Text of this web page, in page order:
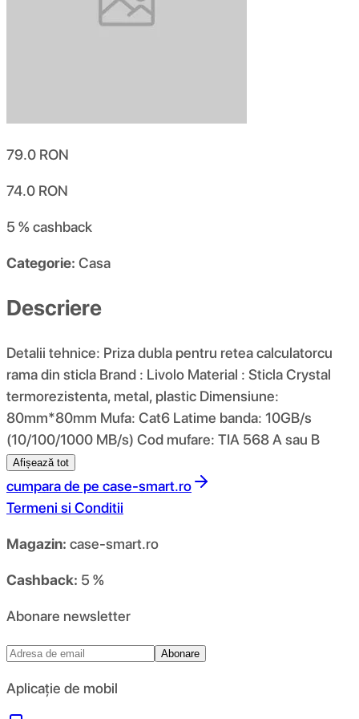
79.0 RON
74.0 RON
5 %cashback
Categorie: Casa
Descriere
Detalii tehnice: Priza dubla pentru retea calculatorcu
rama din sticla Brand : Livolo Material : Sticla Crystal
termorezistenta, metal, plastic Dimensiune:
80mm*80mm Mufa: Cat6 Latime banda: 10GB/s
(10/100/1000 MB/s) Cod mufare: TIA 568 A sau B
Afișează tot
cumpara de pe case-smart.ro
Termeni si Conditii
Magazin: case-smart.ro
Cashback: 5 %
Abonare newsletter
Abonare
Aplicație de mobil